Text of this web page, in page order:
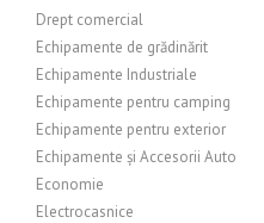
Drept comercial
Echipamente de grădinărit
Echipamente Industriale
Echipamente pentru camping
Echipamente pentru exterior
Echipamente și Accesorii Auto
Economie
Electrocasnice